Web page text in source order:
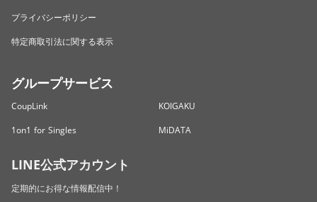
プライバシーポリシー
特定商取引法に関する表示
グループサービス
CoupLink
KOIGAKU
1on1 for Singles
MiDATA
LINE公式アカウント
定期的にお得な情報配信中！